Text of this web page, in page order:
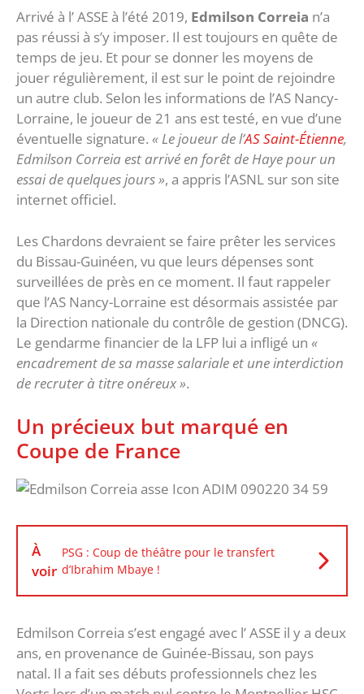
Arrivé à l’ ASSE à l’été 2019, Edmilson Correia n’a
pas réussi à s’y imposer. Il est toujours en quête de
temps de jeu. Et pour se donner les moyens de
jouer régulièrement, il est sur le point de rejoindre
un autre club. Selon les informations de l’AS Nancy-
Lorraine, le joueur de 21 ans est testé, en vue d’une
éventuelle signature. « Le joueur de l’AS Saint-Étienne,
Edmilson Correia est arrivé en forêt de Haye pour un
essai de quelques jours », a appris l’ASNL sur son site
internet officiel.
Les Chardons devraient se faire prêter les services
du Bissau-Guinéen, vu que leurs dépenses sont
surveillées de près en ce moment. Il faut rappeler
que l’AS Nancy-Lorraine est désormais assistée par
la Direction nationale du contrôle de gestion (DNCG).
Le gendarme financier de la LFP lui a infligé un «
encadrement de sa masse salariale et une interdiction
de recruter à titre onéreux ».
Un précieux but marqué en
Coupe de France
À
voir
PSG : Coup de théâtre pour le transfert
d’Ibrahim Mbaye !
Edmilson Correia s’est engagé avec l’ ASSE il y a deux
ans, en provenance de Guinée-Bissau, son pays
natal. Il a fait ses débuts professionnels chez les